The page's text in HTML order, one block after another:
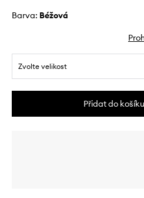
Barva: béžová
Zvolte velikost
Přidat do košíku